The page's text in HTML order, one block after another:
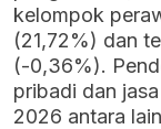
kelompok
(21,72%) dan
(-0,36%).
pribadi dan
2026 antara